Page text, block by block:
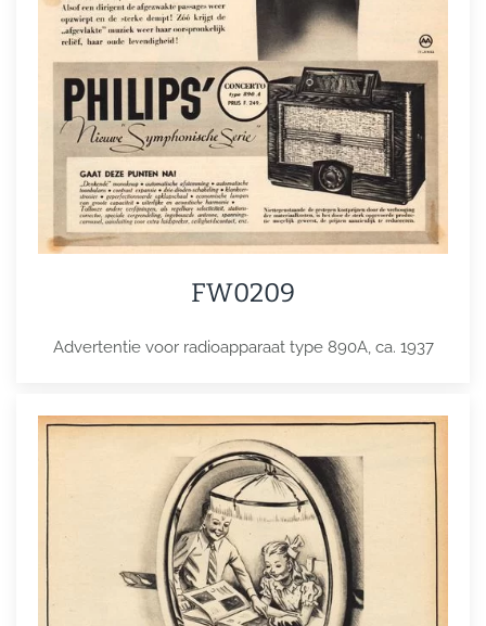
FW0209
Advertentie voor radioapparaat type 890A, ca. 1937